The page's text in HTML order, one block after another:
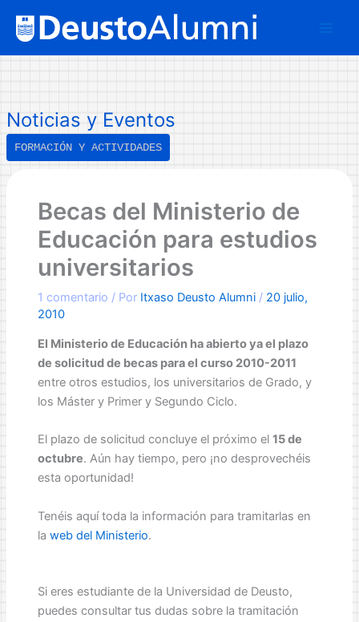
u
s
c
a
r
Noticias y Eventos
FORMACIÓN Y ACTIVIDADES
Becas del Ministerio de
Educación para estudios
universitarios
1 comentario / Por Itxaso Deusto Alumni / 20 julio,
2010
El Ministerio de Educación ha abierto ya el plazo
de solicitud de becas para el curso 2010-2011
entre otros estudios, los universitarios de Grado, y
los Máster y Primer y Segundo Ciclo.
El plazo de solicitud concluye el próximo el 15 de
octubre. Aún hay tiempo, pero ¡no desprovechéis
esta oportunidad!
Tenéis aquí toda la información para tramitarlas en
la web del Ministerio.
Si eres estudiante de la Universidad de Deusto,
puedes consultar tus dudas sobre la tramitación